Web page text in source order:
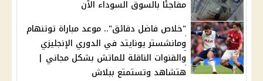
مفاجئًا بالسوق السوداء الآن
"خلاص فاضل دقائق".. موعد مباراة توتنهام
ومانشستر يونايتد في الدوري الإنجليزي
والقنوات الناقلة للماتش بشكل مجاني |
هتشاهد وتستمتع ببلاش